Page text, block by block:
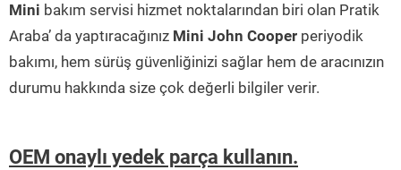
Mini bakım servisi hizmet noktalarından biri olan Pratik
Araba’ da yaptıracağınız Mini John Cooper periyodik
bakımı, hem sürüş güvenliğinizi sağlar hem de aracınızın
durumu hakkında size çok değerli bilgiler verir.
OEM onaylı yedek parça kullanın.